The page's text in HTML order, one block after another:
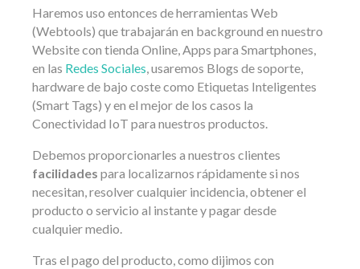
Haremos uso entonces de herramientas Web
(Webtools) que trabajarán en background en nuestro
Website con tienda Online, Apps para Smartphones,
en las Redes Sociales, usaremos Blogs de soporte,
hardware de bajo coste como Etiquetas Inteligentes
(Smart Tags) y en el mejor de los casos la
Conectividad IoT para nuestros productos.
Debemos proporcionarles a nuestros clientes
facilidades para localizarnos rápidamente si nos
necesitan, resolver cualquier incidencia, obtener el
producto o servicio al instante y pagar desde
cualquier medio.
Tras el pago del producto, como dijimos con